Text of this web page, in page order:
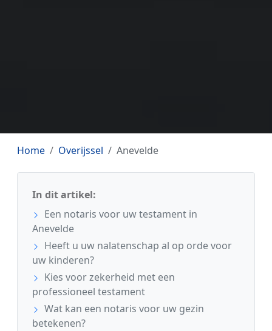
Home Overijssel Anevelde
In dit artikel:
Een notaris voor uw testament in
Anevelde
Heeft u uw nalatenschap al op orde voor
uw kinderen?
Kies voor zekerheid met een
professioneel testament
Wat kan een notaris voor uw gezin
betekenen?